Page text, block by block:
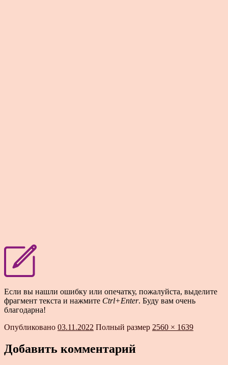
Если вы нашли ошибку или опечатку, пожалуйста, выделите
фрагмент текста и нажмите Ctrl+Enter. Буду вам очень
благодарна!
Опубликовано 03.11.2022 Полный размер 2560 × 1639
Добавить комментарий